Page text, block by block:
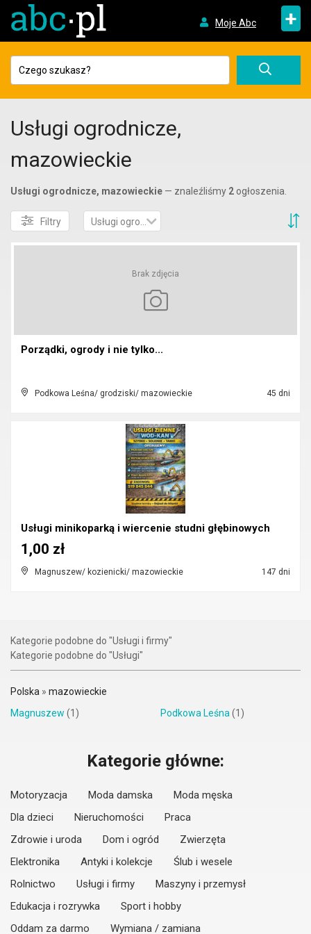
Moje Abc +
Usługi ogrodnicze,
mazowieckie
Usługi ogrodnicze, mazowieckie — znaleźliśmy 2 ogłoszenia.
Filtry Usługi ogrodnicze
Brak zdjęcia
Porządki, ogrody i nie tylko...
Podkowa Leśna/ grodziski/ mazowieckie 45 dni
Usługi minikoparką i wiercenie studni głębinowych
Magnuszew/ kozienicki/ mazowieckie 147 dni
1,00 zł
Kategorie podobne do "Usługi i firmy"
Kategorie podobne do "Usługi"
Polska » mazowieckie
Magnuszew (1) Podkowa Leśna (1)
Kategorie główne:
Motoryzacja Moda damska
Moda męska
Dla dzieci
Nieruchomości
Praca
Zdrowie i uroda
Dom i ogród
Zwierzęta
Elektronika
Antyki i kolekcje
Ślub i wesele
Rolnictwo
Usługi i firmy
Maszyny i przemysł
Edukacja i rozrywka
Sport i hobby
Oddam za darmo
Wymiana / zamiana